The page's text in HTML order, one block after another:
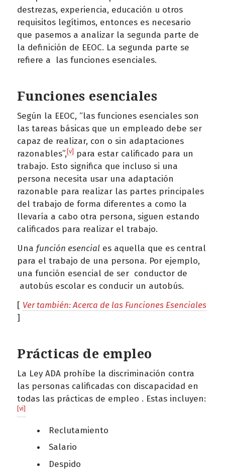
destrezas, experiencia, educación u otros
requisitos legítimos, entonces es necesario
que pasemos a analizar la segunda parte de
la definición de EEOC. La segunda parte se
refiere a las funciones esenciales.
Funciones esenciales
Según la EEOC, “las funciones esenciales son
las tareas básicas que un empleado debe ser
capaz de realizar, con o sin adaptaciones
razonables”, [v] para estar calificado para un
trabajo. Esto significa que incluso si una
persona necesita usar una adaptación
razonable para realizar las partes principales
del trabajo de forma diferentes a como la
llevaría a cabo otra persona, siguen estando
calificados para realizar el trabajo.
Una función esencial es aquella que es central
para el trabajo de una persona. Por ejemplo,
una función esencial de ser conductor de
autobús escolar es conducir un autobús.
[ Ver también: Acerca de las Funciones Esenciales
]
Prácticas de empleo
La Ley ADA prohíbe la discriminación contra
las personas calificadas con discapacidad en
todas las prácticas de empleo . Estas incluyen:
[vi]
Reclutamiento
Salario
Despido